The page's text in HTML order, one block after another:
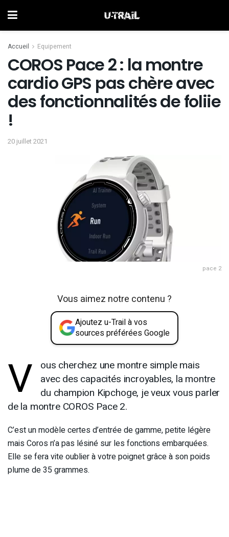
Accueil Equipement
COROS Pace 2 : la montre
cardio GPS pas chère avec
des fonctionnalités de foliie
!
20 juillet 2021
pace 2
Vous aimez notre contenu ?
Ajoutez u-Trail à vos
sources préférées Google
V
ous cherchez une montre simple mais
avec des capacités incroyables, la montre
du champion Kipchoge, je veux vous parler
de la montre COROS Pace 2.
C’est un modèle certes d’entrée de gamme, petite légère
mais Coros n’a pas lésiné sur les fonctions embarquées.
Elle se fera vite oublier à votre poignet grâce à son poids
plume de 35 grammes.